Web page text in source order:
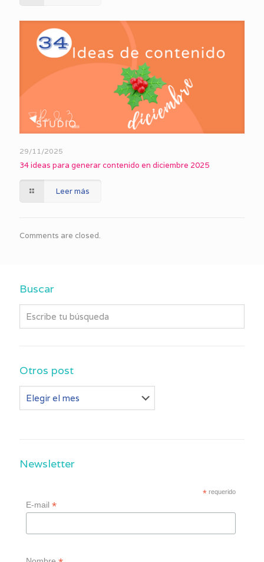
29/11/2025
34 ideas para generar contenido en diciembre 2025
Leer más
Comments are closed.
Buscar
Otros post
post
Newsletter
* requerido
E-mail*